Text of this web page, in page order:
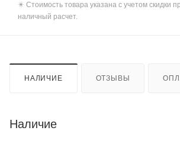
✴️ Стоимость товара указана с учетом скидки
наличный расчет.
НАЛИЧИЕ ОТЗЫВЫ
Наличие